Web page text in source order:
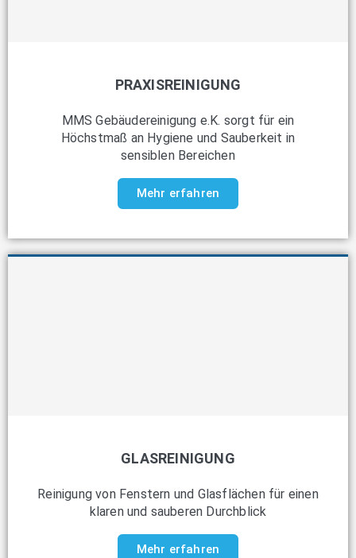
PRAXISREINIGUNG
MMS Gebäudereinigung e.K. sorgt für ein
Höchstmaß an Hygiene und Sauberkeit in
sensiblen Bereichen
Mehr erfahren
GLASREINIGUNG
Reinigung von Fenstern und Glasflächen für einen
klaren und sauberen Durchblick
Mehr erfahren